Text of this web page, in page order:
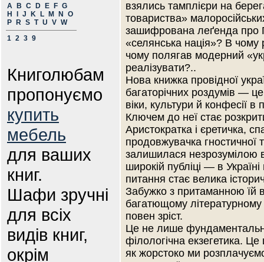
A
B C D E F G
H
J K L M N
O
P
R S T U V W
1 2 3 9
Книголюбам
пропонуємо
купить
мебель
для ваших
книг.
Шафи зручні
для всіх
видів книг,
окрім
взялись тамплієри на
товариства»
зашифрована леґенда про
«селянська нація»? В чому
чому полягав модерний
реалізувати?..
Нова книжка провідної
багаторічних роздумів —
віки, культури й конфесії
Ключем до неї стає
Аристократка і єретичка,
продовжувачка гностичної
залишилася незрозумілою
широкій публіці — в
питання стає велика
Забужко з притаманною їй
багатющому літературному
повен зріст.
Це не лише
філологічна екзегетика.
як жорстоко ми